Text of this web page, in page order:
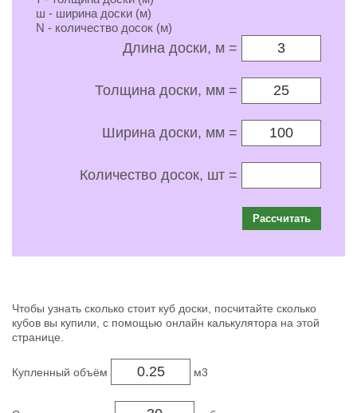
ш - ширина доски (м)
N - количество досок (м)
Длина доски, м =
Толщина доски, мм =
Ширина доски, мм =
Количество досок, шт =
Рассчитать
Чтобы узнать сколько стоит куб доски, посчитайте сколько
кубов вы купили, с помощью онлайн калькулятора на этой
странице.
Купленный объём м3